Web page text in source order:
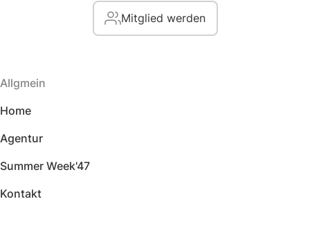
Mitglied werden
Allgmein
Home
Agentur
Summer Week'47
Kontakt